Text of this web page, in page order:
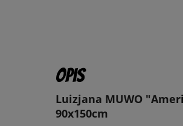
Opis
Luizjana MUWO
90x150cm